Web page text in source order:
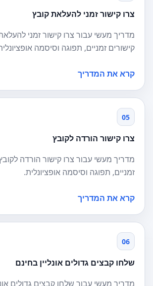
צרו קישור זמני להעלאת קובץ
מדריך מעשי עבור צרו קישור זמני
קישורים זמניים, תפוגה וסיסמה
קרא את המדריך
05
צרו קישור הורדה לקובץ
מדריך מעשי עבור צרו קישור הורדה
זמניים, תפוגה וסיסמה אופציונלית.
קרא את המדריך
06
שלחו קבצים גדולים אונליין בחינם
מדריך מעשי עבור שלחו קבצים גדולים